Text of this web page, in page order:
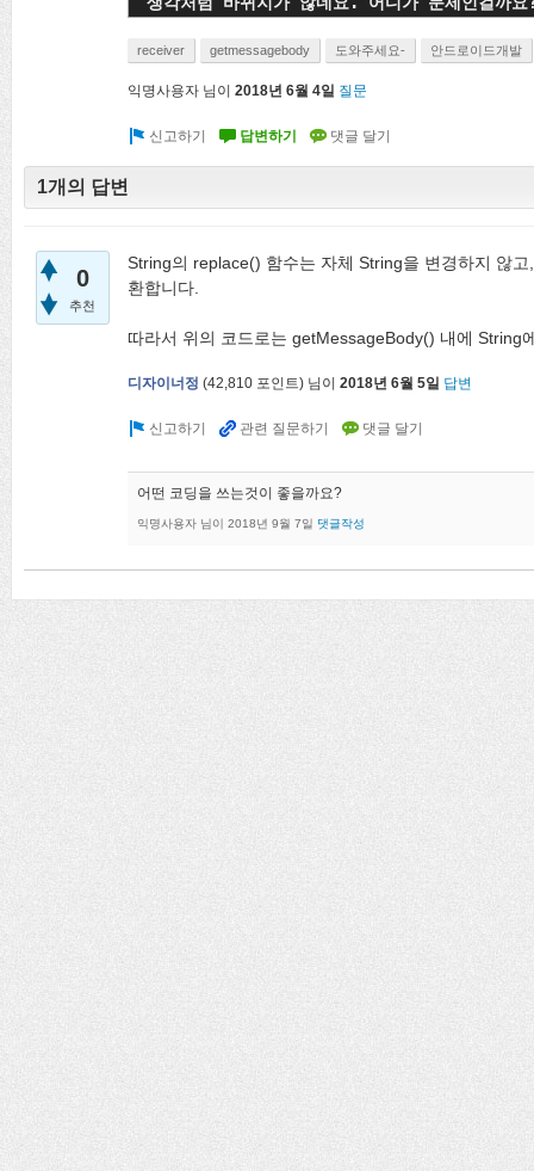
receiver getmessagebody 도와주세요- 안드로이드개발
익명사용자 님이 2018년 6월 4일 질문
1개의 답변
0
추천
String의 replace() 함수는 자체 String을 변경하지 않
환합니다.
따라서 위의 코드로는 getMessageBody() 내에 String
디자이너정 (42,810 포인트) 님이 2018년 6월 5일 답변
어떤 코딩을 쓰는것이 좋을까요?
익명사용자 님이 2018년 9월 7일 댓글작성